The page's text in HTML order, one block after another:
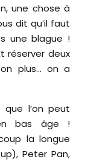
une chose à
dit qu’il faut
une blague !
réserver deux
plus… on a
l’on peut
bas âge !
la longue
Peter Pan,